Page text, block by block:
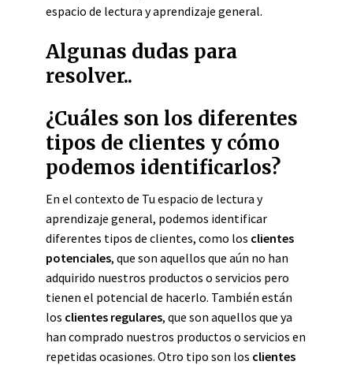
espacio de lectura y aprendizaje general.
Algunas dudas para
resolver..
¿Cuáles son los diferentes
tipos de clientes y cómo
podemos identificarlos?
En el contexto de Tu espacio de lectura y
aprendizaje general, podemos identificar
diferentes tipos de clientes, como los clientes
potenciales, que son aquellos que aún no han
adquirido nuestros productos o servicios pero
tienen el potencial de hacerlo. También están
los clientes regulares, que son aquellos que ya
han comprado nuestros productos o servicios en
repetidas ocasiones. Otro tipo son los clientes